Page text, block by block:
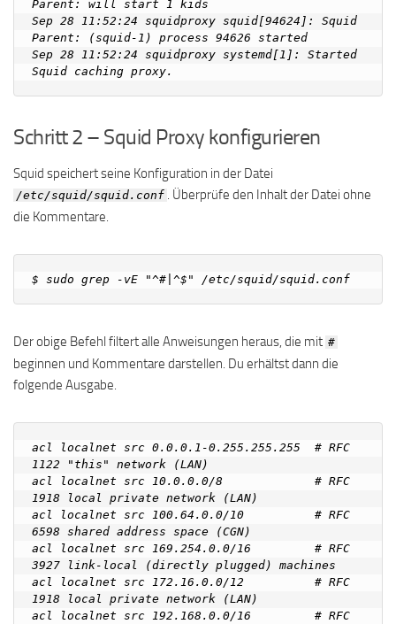
Parent: will start 1 kids
Sep 28 11:52:24 squidproxy squid[94624]: Squid
Parent: (squid-1) process 94626 started
Sep 28 11:52:24 squidproxy systemd[1]: Started
Schritt 2 – Squid Proxy konfigurieren
Squid speichert seine Konfiguration in der Datei
/etc/squid/squid.conf . Überprüfe den Inhalt der Datei ohne
die Kommentare.
Der obige Befehl filtert alle Anweisungen heraus, die mit #
beginnen und Kommentare darstellen. Du erhältst dann die
folgende Ausgabe.
acl localnet src 0.0.0.1-0.255.255.255  # RFC
1122 "this" network (LAN)
acl localnet src 10.0.0.0/8             # RFC
1918 local private network (LAN)
acl localnet src 100.64.0.0/10          # RFC
6598 shared address space (CGN)
acl localnet src 169.254.0.0/16         # RFC
3927 link-local (directly plugged) machines
acl localnet src 172.16.0.0/12          # RFC
1918 local private network (LAN)
acl localnet src 192.168.0.0/16         # RFC